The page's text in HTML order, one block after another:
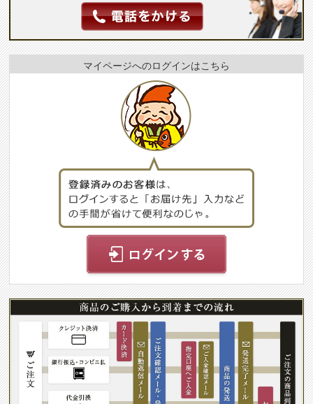
マイページへのログインはこちら